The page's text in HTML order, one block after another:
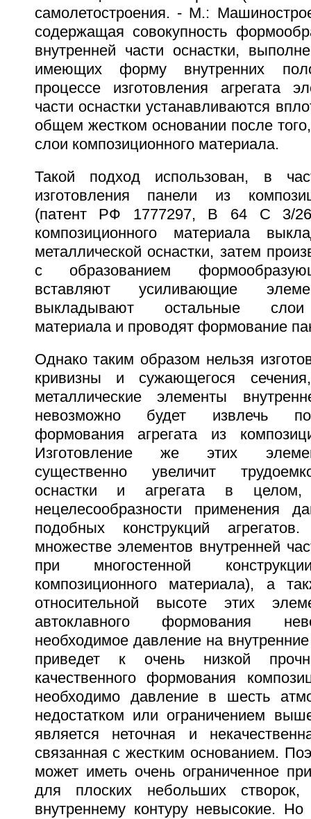
самолетостроения. - М.:
содержащая совокупность
внутренней части оснастки,
имеющих форму внутренних
процессе изготовления агрегата
части оснастки устанавливаются
общем жестком основании после
слои композиционного материала.
Такой подход использован, в
изготовления панели из
(патент РФ 1777297, В 64 С 3/
композиционного материала
металлической оснастки, затем
с образованием
вставляют усиливающие
выкладывают остальные слои
материала и проводят формование
Однако таким образом нельзя
кривизны и сужающегося
металлические элементы
невозможно будет извлечь
формования агрегата из
Изготовление же этих
существенно увеличит
оснастки и агрегата в
нецелесообразности применения
подобных конструкций
множестве элементов внутренней
при многостенной
композиционного материала), а
относительной высоте этих
автоклавного формования
необходимое давление на внутренние
приведет к очень низкой
качественного формования
необходимо давление в шесть
недостатком или ограничением
является неточная и
связанная с жестким основанием.
может иметь очень ограниченное
для плоских небольших
внутреннему контуру невысокие.